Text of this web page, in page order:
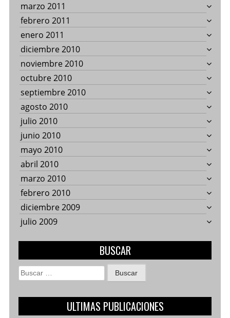
marzo 2011
febrero 2011
enero 2011
diciembre 2010
noviembre 2010
octubre 2010
septiembre 2010
agosto 2010
julio 2010
junio 2010
mayo 2010
abril 2010
marzo 2010
febrero 2010
diciembre 2009
julio 2009
BUSCAR
Buscar:
ULTIMAS PUBLICACIONES